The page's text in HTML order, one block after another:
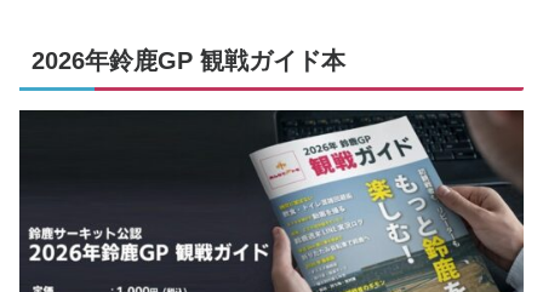
2026年鈴鹿GP 観戦ガイド本